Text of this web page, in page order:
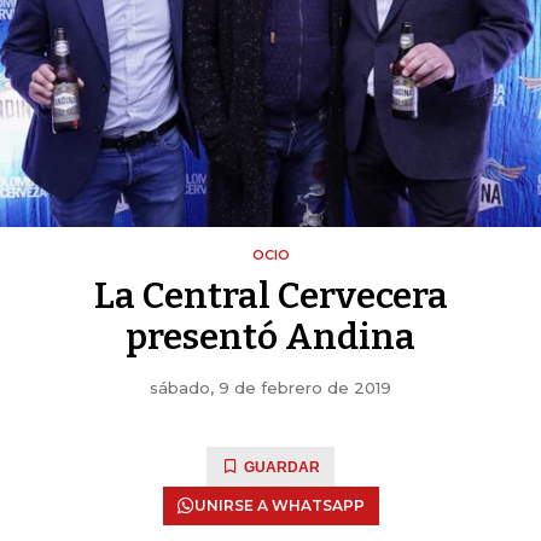
OCIO
La Central Cervecera
presentó Andina
sábado, 9 de febrero de 2019
GUARDAR
UNIRSE A WHATSAPP